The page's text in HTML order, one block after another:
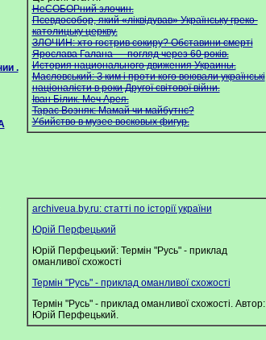
НеСОБОРний злочин.
Псевдособор, який «ліквідував» Українську греко-
католицьку церкву.
ЗЛОЧИН: хто гострив сокиру? Обставини смерті
Ярослава Галана — погляд через 60 років.
История национального движения Украины.
Масловський: З ким i проти кого воювали українські
націоналісти в роки Другої світової війни.
Iван Бiлик. Меч Арея.
Тарас Возняк: Мамай чи майбутнє?
Убийство в музее восковых фигур.
.
archiveua.by.ru: статті по історії україни
Юрій Перфецький
Юрій Перфецький: Термін "Русь" - приклад
оманливої схожості
Термін "Русь" - приклад оманливої схожості
Термін "Русь" - приклад оманливої схожості. Автор:
Юрій Перфецький.